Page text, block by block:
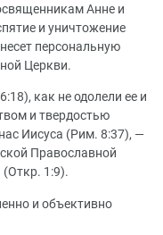
Анне и
и уничтожение
персональную
Церкви.
как не одолели ее и
и твердостью
Иисуса (Рим. 8:37), —
Православной
(Откр. 1:9).
и объективно